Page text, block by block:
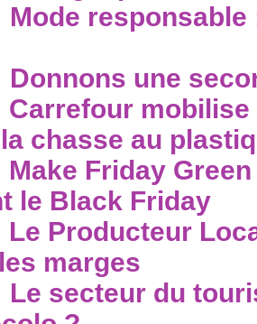
Mode
Donnons une
Carrefour
chasse au
Make Friday
le Black Friday
Le Producteur
marges
Le secteur du